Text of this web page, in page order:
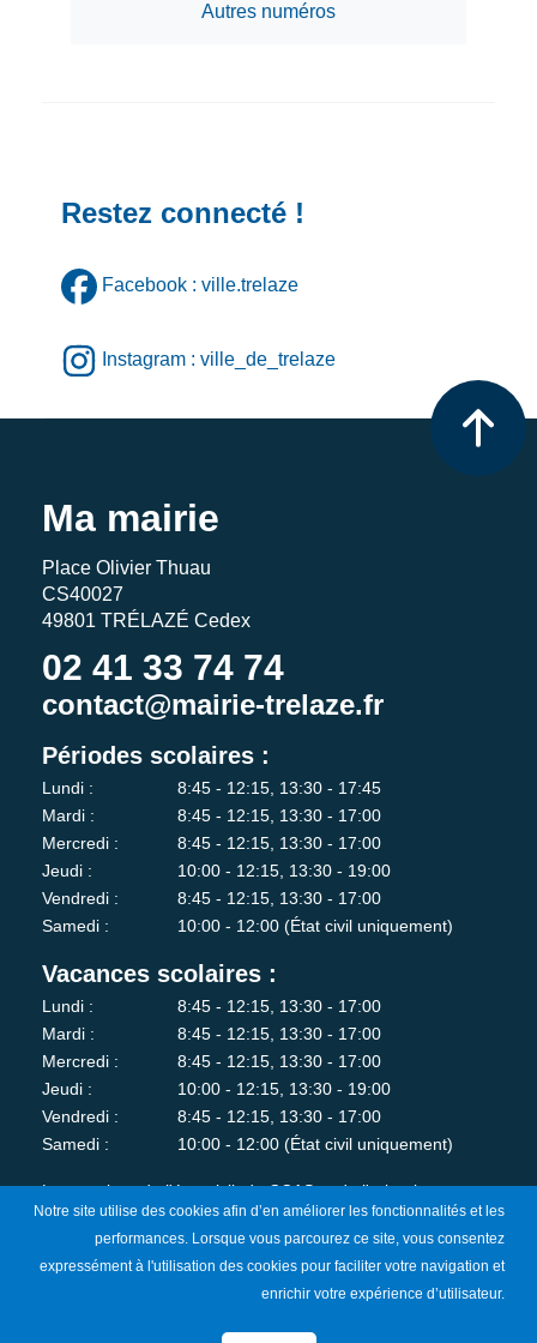
Autres numéros
Restez connecté !
Facebook : ville.trelaze
Instagram : ville_de_trelaze
Ma mairie
Place Olivier Thuau
CS40027
49801 TRÉLAZÉ Cedex
02 41 33 74 74
contact@mairie-trelaze.fr
Périodes scolaires :
Lundi :
8:45 - 12:15, 13:30 - 17:45
Mardi :
8:45 - 12:15, 13:30 - 17:00
Mercredi :
8:45 - 12:15, 13:30 - 17:00
Jeudi :
10:00 - 12:15, 13:30 - 19:00
Vendredi :
8:45 - 12:15, 13:30 - 17:00
Samedi :
10:00 - 12:00 (État civil uniquement)
Vacances scolaires :
Lundi :
8:45 - 12:15, 13:30 - 17:00
Mardi :
8:45 - 12:15, 13:30 - 17:00
Mercredi :
8:45 - 12:15, 13:30 - 17:00
Jeudi :
10:00 - 12:15, 13:30 - 19:00
Vendredi :
8:45 - 12:15, 13:30 - 17:00
Samedi :
10:00 - 12:00 (État civil uniquement)
Les services de l'état-civil, du CCAS et de l'urbanisme sont
fermés au public le lundi matin.
Je m'abonne à la newsletter
Notre site utilise des cookies afin d’en améliorer les fonctionnalités et les
performances. Lorsque vous parcourez ce site, vous consentez
expressément à l'utilisation des cookies pour faciliter votre navigation et
enrichir votre expérience d’utilisateur.